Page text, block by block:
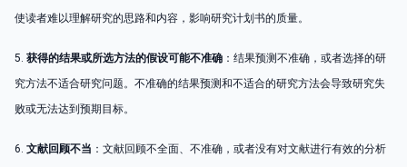
使读者难以理解研究的思路和内容，影响研究计划书的质量。
5. 获得的结果或所选方法的假设可能不准确 ：结果预测不准确，或者选择的研
究方法不适合研究问题。不准确的结果预测和不适合的研究方法会导致研究失
败或无法达到预期目标。
6. 文献回顾不当 ：文献回顾不全面、不准确，或者没有对文献进行有效的分析